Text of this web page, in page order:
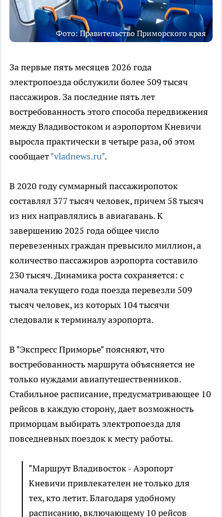
Фото: Правительство Приморского края
За первые пять месяцев 2026 года
электропоезда обслужили более 509 тысяч
пассажиров. За последние пять лет
востребованность этого способа передвижения
между Владивостоком и аэропортом Кневичи
выросла практически в четыре раза, об этом
сообщает"vladnews.ru".
В 2020 году суммарный пассажиропоток
составлял 377 тысяч человек, причем 58 тысяч
из них направлялись в авиагавань. К
завершению 2025 года общее число
перевезенных граждан превысило миллион, а
количество пассажиров аэропорта составило
230 тысяч. Динамика роста сохраняется: с
начала текущего года поезда перевезли 509
тысяч человек, из которых 104 тысячи
следовали к терминалу аэропорта.
В "Экспресс Приморье" поясняют, что
востребованность маршрута объясняется не
только нуждами авиапутешественников.
Стабильное расписание, предусматривающее 10
рейсов в каждую сторону, дает возможность
приморцам выбирать электропоезда для
повседневных поездок к месту работы.
"Маршрут Владивосток - Аэропорт
Кневичи привлекателен не только для
тех, кто летит. Благодаря удобному
расписанию, включающему 10 рейсов